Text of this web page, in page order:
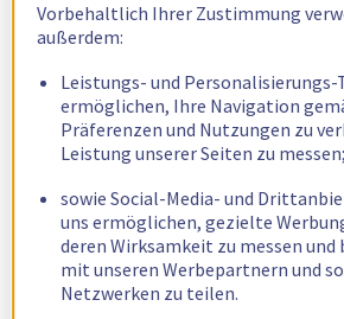
Vorbehaltlich Ihrer Zustimmung
außerdem:
Leistungs- und Personalisierungs-
ermöglichen, Ihre Navigation
Präferenzen und Nutzungen zu
Leistung unserer Seiten zu messen;
sowie Social-Media- und
uns ermöglichen, gezielte
deren Wirksamkeit zu messen
mit unseren Werbepartnern und
Netzwerken zu teilen.